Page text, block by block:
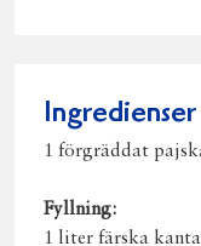
Ingredienser
1 förgräddat
Fyllning:
1 liter färska